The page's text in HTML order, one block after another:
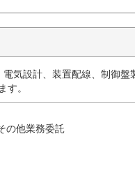
気設計、装置配線、制御
。
の他業務委託